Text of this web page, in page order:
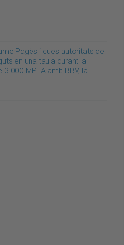
Pagès i dues autoritats de
en una taula durant la
MPTA amb BBV, la